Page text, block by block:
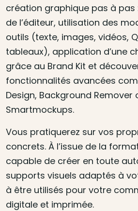
création graphique pas à pas
de l’éditeur, utilisation des
outils (texte, images, vidéos,
tableaux), application d’une
grâce au Brand Kit et
fonctionnalités avancées
Design, Background Remover
Smartmockups.
Vous pratiquerez sur vos
concrets. À l’issue de la
capable de créer en toute
supports visuels adaptés à
à être utilisés pour votre
digitale et imprimée.